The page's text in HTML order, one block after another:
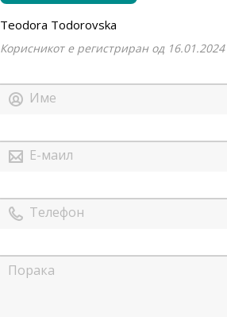
Teodora Todorovska
Корисникот е регистриран од 16.01.2024